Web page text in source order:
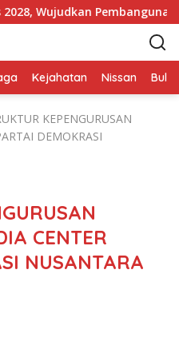
Wujudkan Pembangunan
Kejahatan Nissan
KEPENGURUSAN
DEMOKRASI
CENTER
NUSANTARA